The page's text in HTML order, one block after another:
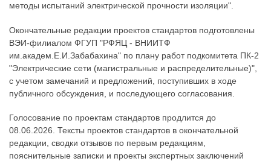
методы испытаний электрической прочности изоляции".
Окончательные редакции проектов стандартов подготовлены
ВЭИ-филиалом ФГУП "РФЯЦ - ВНИИТФ
им.академ.Е.И.Забабахина" по плану работ подкомитета ПК-2
"Электрические сети (магистральные и распределительные)",
c учетом замечаний и предложений, поступивших в ходе
публичного обсуждения, и последующего согласования.
Голосование по проектам стандартов продлится до
08.06.2026. Тексты проектов стандартов в окончательной
редакции, сводки отзывов по первым редакциям,
пояснительные записки и проекты экспертных заключений